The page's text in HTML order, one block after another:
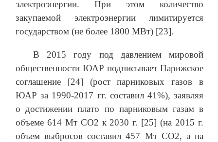
электроэнергии. При этом количество
закупаемой электроэнергии лимитируется
государством (не более 1800 МВт) [23].
В 2015 году под давлением мировой
общественности ЮАР подписывает Парижское
соглашение [24] (рост парниковых газов в
ЮАР за 1990-2017 гг. составил 41%), заявляя
о достижении плато по парниковым газам в
объеме 614 Мт СО2 к 2030 г. [25] (на 2015 г.
объем выбросов составил 457 Мт СО2, а на